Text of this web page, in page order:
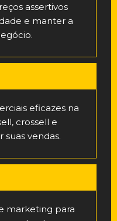
assertivos
e manter a
eficazes na
crossell e
vendas.
marketing para